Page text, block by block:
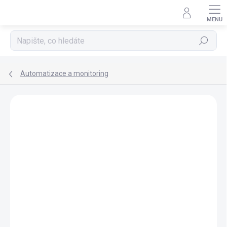
Hledat
Automatizace a monitoring